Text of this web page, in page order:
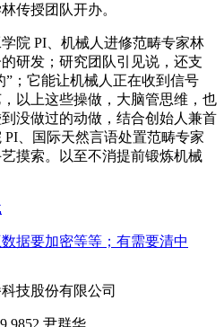
传授团队开办。
PI、机械人进修范畴专家林
研发；研究团队引见说，还支
”；它能让机械人正在收到信号
以上这些操做，大脑管思维，也
没做过的动做，结合创始人兼首
、国际天然言语处置范畴专家
摸索。以至不消提前锻炼机械
据要加密等等；有需要清中